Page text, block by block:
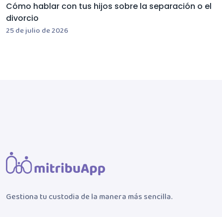
Cómo hablar con tus hijos sobre la separación o el
divorcio
25 de julio de 2026
Gestiona tu custodia de la manera más sencilla.